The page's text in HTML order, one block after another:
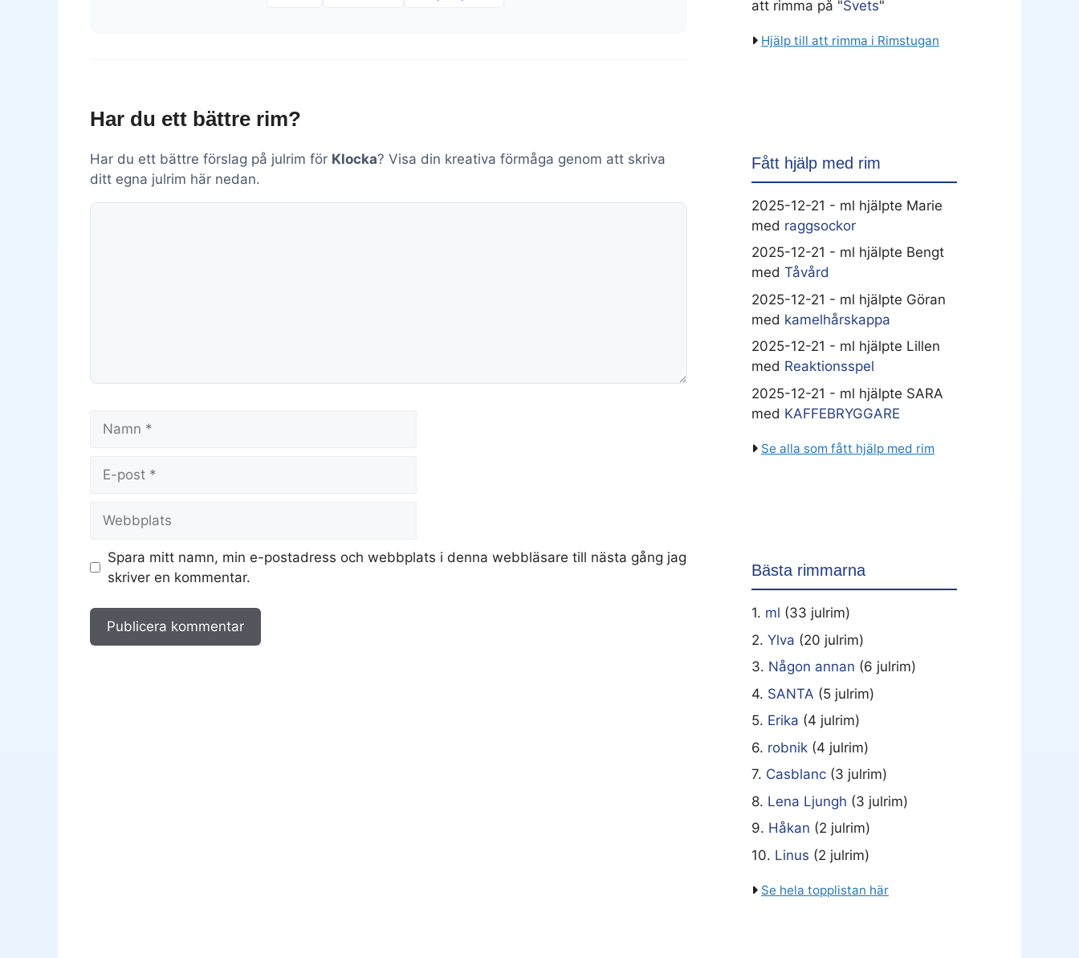
Har du ett bättre rim?
Har du ett bättre förslag på julrim för Klocka? Visa din kreativa förmåga genom att skriva
ditt egna julrim här nedan.
Kommentar
post
Spara mitt namn, min e-postadress och webbplats i denna webbläsare till nästa gång jag
skriver en kommentar.
att rimma på "Svets"
Hjälp till att rimma i Rimstugan
Fått hjälp med rim
2025-12-21 - ml hjälpte Marie
med raggsockor
2025-12-21 - ml hjälpte Bengt
med Tåvård
2025-12-21 - ml hjälpte Göran
med kamelhårskappa
2025-12-21 - ml hjälpte Lillen
med Reaktionsspel
2025-12-21 - ml hjälpte SARA
med KAFFEBRYGGARE
Se alla som fått hjälp med rim
Bästa rimmarna
1. ml (33 julrim)
2. Ylva (20 julrim)
3. Någon annan (6 julrim)
4. SANTA (5 julrim)
5. Erika (4 julrim)
6. robnik (4 julrim)
7. Casblanc (3 julrim)
8. Lena Ljungh (3 julrim)
9. Håkan (2 julrim)
10. Linus (2 julrim)
Se hela topplistan här